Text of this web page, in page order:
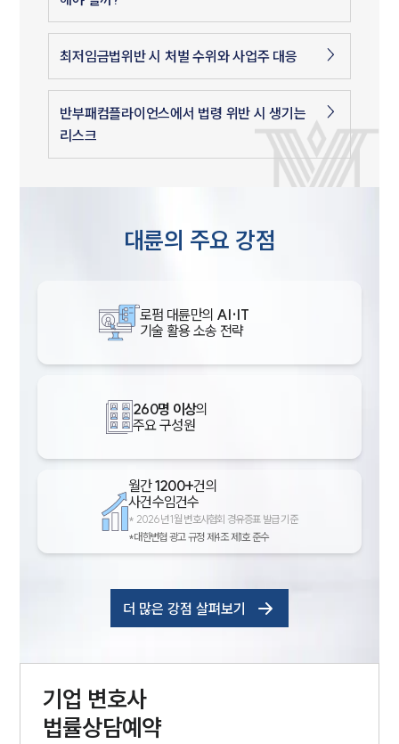
최저임금법위반 시 처벌 수위와 사업주 대응
반부패컴플라이언스에서 법령 위반 시 생기는
리스크
대륜의 주요 강점
로펌 대륜만의 AI·IT
기술 활용 소송 전략
260명 이상의
주요 구성원
월간1200+건의
사건수임건수
* 2026년 1월 변호사협회 경유증표 발급 기준
*대한변협 광고 규정 제4조 제1호 준수
더 많은 강점 살펴보기
기업 변호사
법률상담예약